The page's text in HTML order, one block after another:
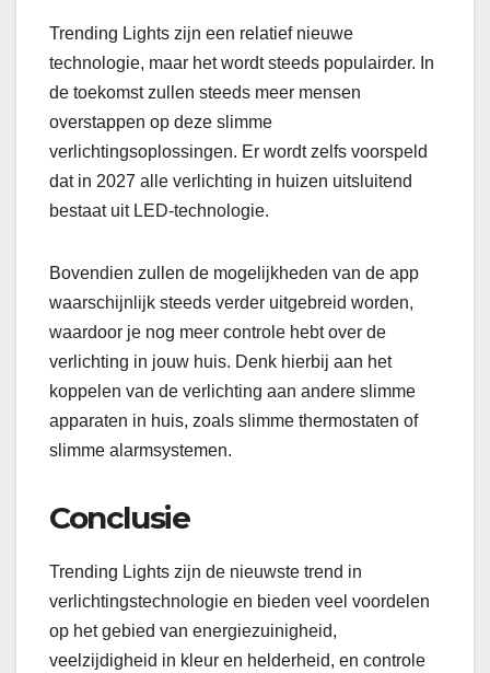
Trending Lights zijn een relatief nieuwe
technologie, maar het wordt steeds populairder. In
de toekomst zullen steeds meer mensen
overstappen op deze slimme
verlichtingsoplossingen. Er wordt zelfs voorspeld
dat in 2027 alle verlichting in huizen uitsluitend
bestaat uit LED-technologie.
Bovendien zullen de mogelijkheden van de app
waarschijnlijk steeds verder uitgebreid worden,
waardoor je nog meer controle hebt over de
verlichting in jouw huis. Denk hierbij aan het
koppelen van de verlichting aan andere slimme
apparaten in huis, zoals slimme thermostaten of
slimme alarmsystemen.
Conclusie
Trending Lights zijn de nieuwste trend in
verlichtingstechnologie en bieden veel voordelen
op het gebied van energiezuinigheid,
veelzijdigheid in kleur en helderheid, en controle